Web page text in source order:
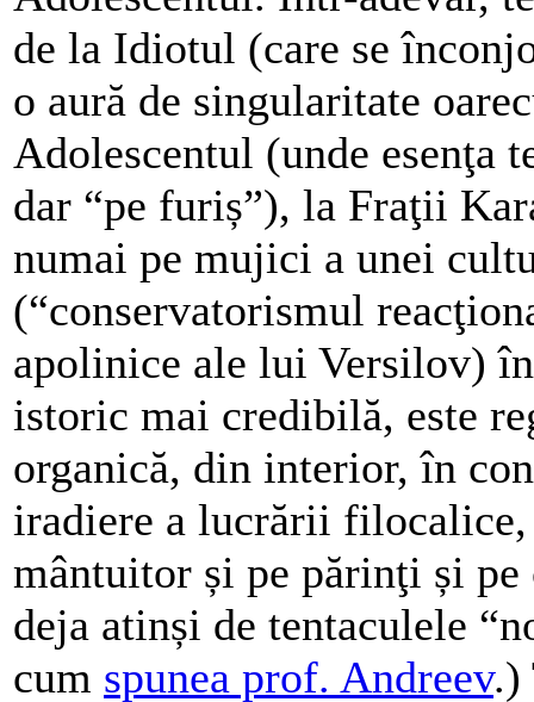
de la Idiotul (care se
o aură de singularitate
Adolescentul (unde esenţa
dar “pe furiș”), la Fraţii
numai pe mujici a unei
(“conservatorismul
apolinice ale lui Versilov)
istoric mai credibilă, este
organică, din interior, în
iradiere a lucrării filocalice,
mântuitor și pe părinţi și
deja atinși de tentaculele
cum spunea prof. Andreev.)